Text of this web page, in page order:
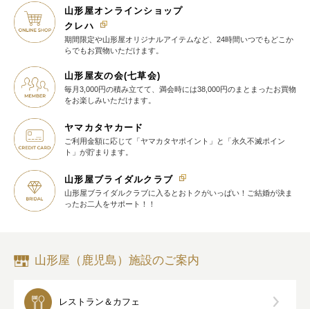
山形屋オンラインショップ
クレハ
期間限定や山形屋オリジナルアイテムなど、24時間いつでもどこか
らでもお買物いただけます。
山形屋友の会(七草会)
毎月3,000円の積み立てて、満会時には38,000円のまとまったお買物
をお楽しみいただけます。
ヤマカタヤカード
ご利用金額に応じて 「ヤマカタヤポイント」と
「永久不滅ポイン
ト」が貯まります。
山形屋ブライダルクラブ
山形屋ブライダルクラブに入ると おトクがいっぱい！ ご結婚が決ま
ったお二人をサポート！！
山形屋（鹿児島）施設のご案内
レストラン＆カフェ